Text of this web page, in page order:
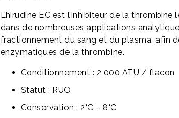
L’hirudine EC est l’inhibiteur de la
dans de nombreuses applications
fractionnement du sang et du plasma, afin
enzymatiques de la thrombine.
Conditionnement : 2 000 ATU / flacon
Statut : RUO
Conservation : 2°C – 8°C